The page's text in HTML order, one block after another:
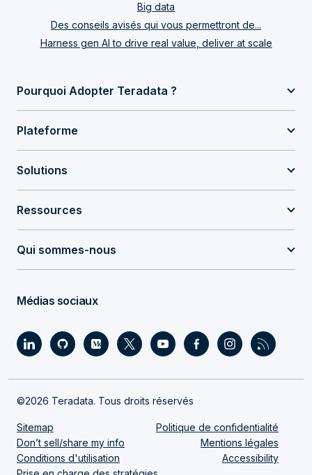
Big data
Des conseils avisés qui vous permettront de...
Harness gen AI to drive real value, deliver at scale
Pourquoi Adopter Teradata ?
Plateforme
Solutions
Ressources
Qui sommes-nous
Médias sociaux
©2026 Teradata. Tous droits réservés
Sitemap
Politique de confidentialité
Don’t sell/share my info
Mentions légales
Conditions d'utilisation
Accessibility